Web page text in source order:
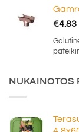
€4.83
NUKAINOTOS